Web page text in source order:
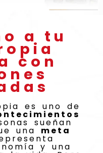
a tu
con
es uno de
sueñan
una meta
y una